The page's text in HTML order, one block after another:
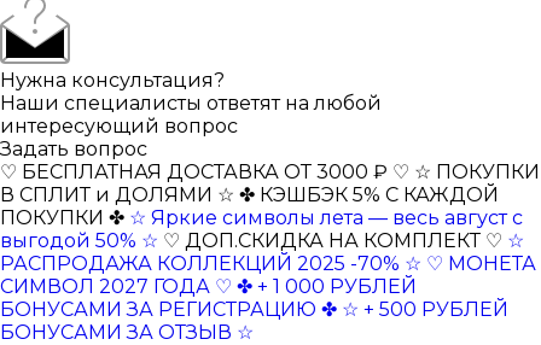
Нужна консультация?
Наши специалисты ответят на любой
интересующий вопрос
Задать вопрос
♡ БЕСПЛАТНАЯ ДОСТАВКА ОТ 3000 ₽ ♡ ☆ ПОКУПКИ
В СПЛИТ и ДОЛЯМИ ☆ ✤ КЭШБЭК 5% С КАЖДОЙ
ПОКУПКИ ✤ ☆ Яркие символы лета — весь август с
выгодой 50% ☆ ♡ ДОП.СКИДКА НА КОМПЛЕКТ ♡ ☆
РАСПРОДАЖА КОЛЛЕКЦИЙ 2025 -70% ☆ ♡ МОНЕТА
СИМВОЛ 2027 ГОДА ♡ ✤ + 1 000 РУБЛЕЙ
БОНУСАМИ ЗА РЕГИСТРАЦИЮ ✤ ☆ + 500 РУБЛЕЙ
БОНУСАМИ ЗА ОТЗЫВ ☆